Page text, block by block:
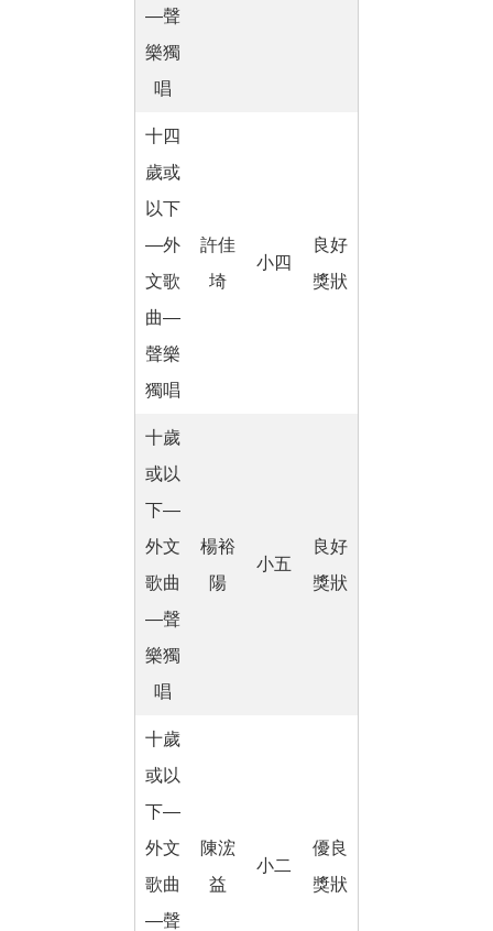
―聲
樂獨
唱
十四
歲或
以下
―外
文歌
曲―
聲樂
獨唱
許佳
埼
小四
良好
獎狀
十歲
或以
下―
外文
歌曲
―聲
樂獨
唱
楊裕
陽
小五
良好
獎狀
十歲
或以
下―
外文
歌曲
―聲
陳浤
益
小二
優良
獎狀